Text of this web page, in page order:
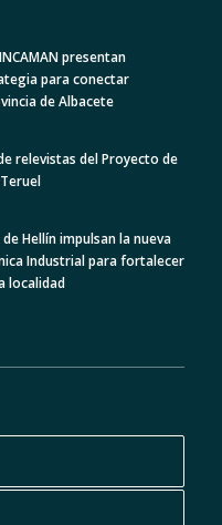
presentan
para conectar
de Albacete
relevistas del Proyecto de
Hellín impulsan la nueva
Industrial para fortalecer
localidad